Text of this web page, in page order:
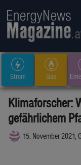
Strom Gas
Klimaforscher:
gefährlichem
15. November 2021,